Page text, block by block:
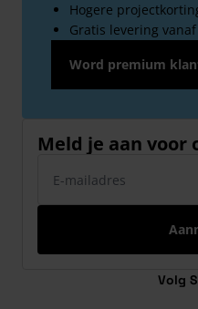
Hogere
Gratis levering vanaf
Word premium
Meld je aan voor
Volg